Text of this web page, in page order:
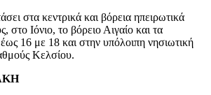
στα κεντρικά και βόρεια ηπειρωτικά
στο Ιόνιο, το βόρειο Αιγαίο και τα
16 με 18 και στην υπόλοιπη νησιωτική
Κελσίου.